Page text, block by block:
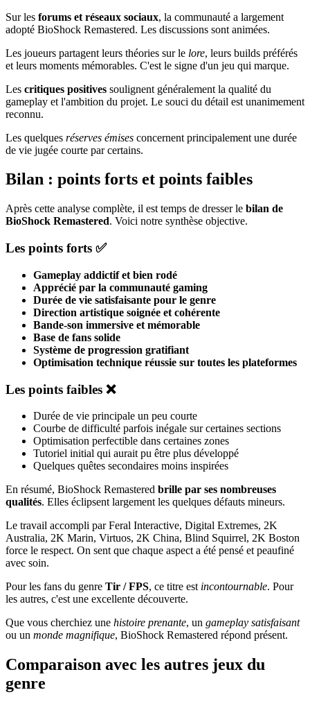
Sur les forums et réseaux sociaux, la communauté a largement
adopté BioShock Remastered. Les discussions sont animées.
Les joueurs partagent leurs théories sur le lore, leurs builds préférés
et leurs moments mémorables. C'est le signe d'un jeu qui marque.
Les critiques positives soulignent généralement la qualité du
gameplay et l'ambition du projet. Le souci du détail est unanimement
reconnu.
Les quelques réserves émises concernent principalement une durée
de vie jugée courte par certains.
Bilan : points forts et points faibles
Après cette analyse complète, il est temps de dresser le bilan de
BioShock Remastered. Voici notre synthèse objective.
Les points forts ✅
Gameplay addictif et bien rodé
Apprécié par la communauté gaming
Durée de vie satisfaisante pour le genre
Direction artistique soignée et cohérente
Bande-son immersive et mémorable
Base de fans solide
Système de progression gratifiant
Optimisation technique réussie sur toutes les plateformes
Les points faibles ❌
Durée de vie principale un peu courte
Courbe de difficulté parfois inégale sur certaines sections
Optimisation perfectible dans certaines zones
Tutoriel initial qui aurait pu être plus développé
Quelques quêtes secondaires moins inspirées
En résumé, BioShock Remastered brille par ses nombreuses
qualités. Elles éclipsent largement les quelques défauts mineurs.
Le travail accompli par Feral Interactive, Digital Extremes, 2K
Australia, 2K Marin, Virtuos, 2K China, Blind Squirrel, 2K Boston
force le respect. On sent que chaque aspect a été pensé et peaufiné
avec soin.
Pour les fans du genre Tir / FPS, ce titre est incontournable. Pour
les autres, c'est une excellente découverte.
Que vous cherchiez une histoire prenante, un gameplay satisfaisant
ou un monde magnifique, BioShock Remastered répond présent.
Comparaison avec les autres jeux du
genre